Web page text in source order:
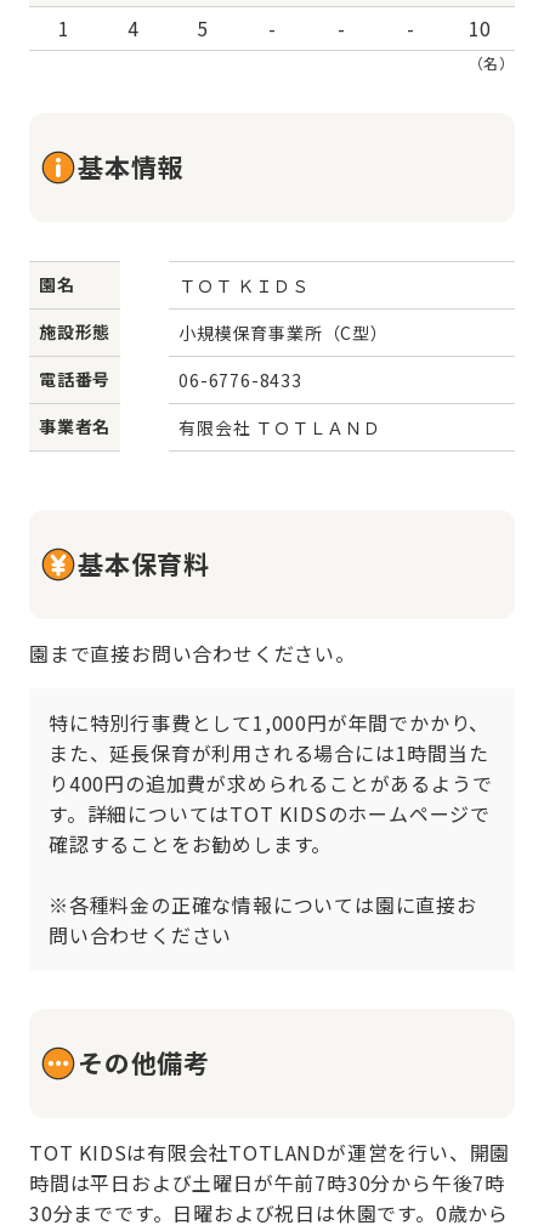
1 4 5 - - - 10
（名）
基本情報
園名
ＴＯＴ ＫＩＤＳ
施設形態
小規模保育事業所（C型）
電話番号
06-6776-8433
事業者名
有限会社 ＴＯＴＬＡＮＤ
基本保育料
園まで直接お問い合わせください。
特に特別行事費として1,000円が年間でかかり、
また、延長保育が利用される場合には1時間当た
り400円の追加費が求められることがあるようで
す。詳細についてはTOT KIDSのホームページで
確認することをお勧めします。
※各種料金の正確な情報については園に直接お
問い合わせください
その他備考
TOT KIDSは有限会社TOTLANDが運営を行い、開園
時間は平日および土曜日が午前7時30分から午後7時
30分までです。日曜および祝日は休園です。0歳から